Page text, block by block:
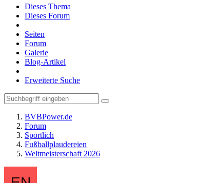
Dieses Thema
Dieses Forum
Seiten
Forum
Galerie
Blog-Artikel
Erweiterte Suche
BVBPower.de
Forum
Sportlich
Fußballplaudereien
Weltmeisterschaft 2026